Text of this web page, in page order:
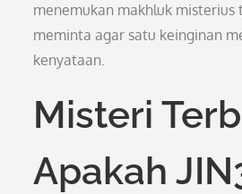
menemukan makhluk misterius
meminta agar satu keinginan
kenyataan.
Misteri
Apakah